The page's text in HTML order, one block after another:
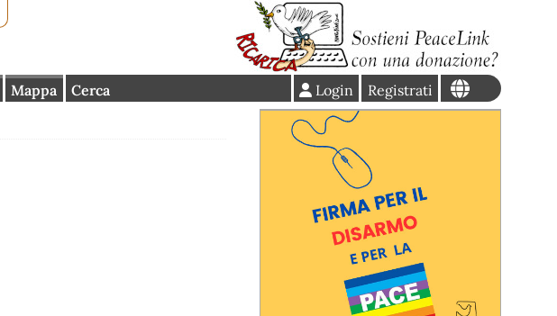
Mappa Cerca Registrati
Login